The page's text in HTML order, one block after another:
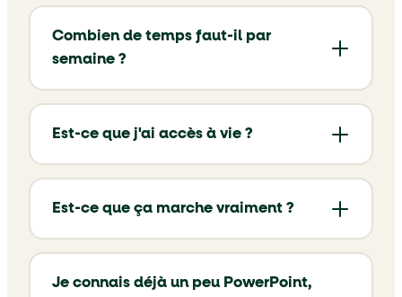
Combien de temps faut-il par
semaine ?
Est-ce que j'ai accès à vie ?
Est-ce que ça marche vraiment ?
Je connais déjà un peu PowerPoint,